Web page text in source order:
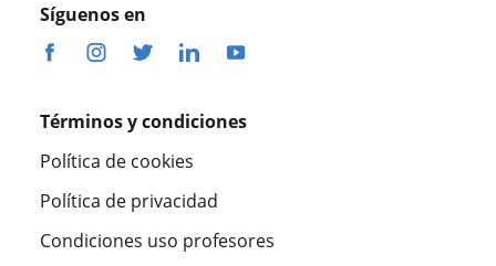
Síguenos en
Términos y condiciones
Política de cookies
Política de privacidad
Condiciones uso profesores